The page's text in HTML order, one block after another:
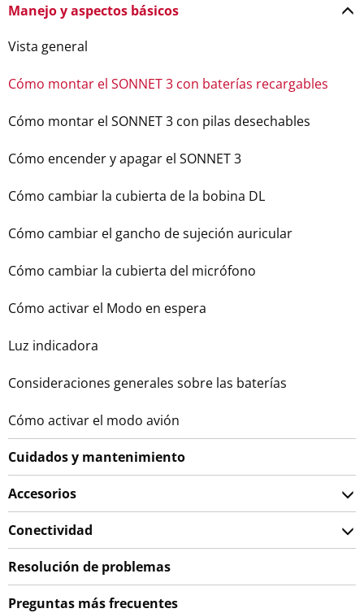
Manejo y aspectos básicos
Vista general
Cómo montar el SONNET 3 con baterías recargables
Cómo montar el SONNET 3 con pilas desechables
Cómo encender y apagar el SONNET 3
Cómo cambiar la cubierta de la bobina DL
Cómo cambiar el gancho de sujeción auricular
Cómo cambiar la cubierta del micrófono
Cómo activar el Modo en espera
Luz indicadora
Consideraciones generales sobre las baterías
Cómo activar el modo avión
Cuidados y mantenimiento
Accesorios
Conectividad
Resolución de problemas
Preguntas más frecuentes